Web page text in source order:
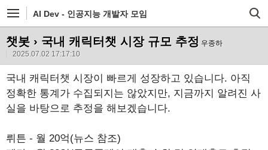
AI Dev - 인공지능 개발자 모임
챗봇 › 국내 캐릭터챗 시장 규모 추정 우종하
2025.07.02 17:17:10
국내 캐릭터챗 시장이 빠르게 성장하고 있습니다. 아직
정확한 통계가 수집되지는 않았지만, 지금까지 알려진 사
실을 바탕으로 추정을 해보겠습니다.
뤼튼 - 월 20억(뉴스 참조)